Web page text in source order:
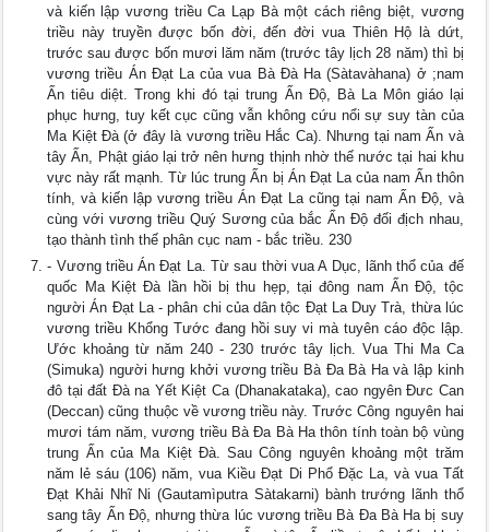
và kiến lập vương triều Ca Lạp Bà một cách riêng biệt, vương
triều này truyền được bốn đời, đến đời vua Thiên Hộ là dứt,
trước sau được bốn mươi lăm năm (trước tây lịch 28 năm) thì bị
vương triều Án Ðạt La của vua Bà Ðà Ha (Sàtavàhana) ở ;nam
Ấn tiêu diệt. Trong khi đó tại trung Ấn Ðộ, Bà La Môn giáo lại
phục hưng, tuy kết cục cũng vẫn không cứu nổi sự suy tàn của
Ma Kiệt Ðà (ở đây là vương triều Hắc Ca). Nhưng tại nam Ấn và
tây Ấn, Phật giáo lại trở nên hưng thịnh nhờ thế nước tại hai khu
vực này rất mạnh. Từ lúc trung Ấn bị Án Ðạt La của nam Ấn thôn
tính, và kiến lập vương triều Án Ðạt La cũng tại nam Ấn Ðộ, và
cùng với vương triều Quý Sương của bắc Ấn Ðộ đối địch nhau,
tạo thành tình thế phân cục nam - bắc triều. 230
- Vương triều Án Ðạt La. Từ sau thời vua A Dục, lãnh thổ của đế
quốc Ma Kiệt Ðà lần hồi bị thu hẹp, tại đông nam Ấn Ðộ, tộc
người Án Ðạt La - phân chi của dân tộc Ðạt La Duy Trà, thừa lúc
vương triều Khổng Tước đang hồi suy vi mà tuyên cáo độc lập.
Ước khoảng từ năm 240 - 230 trước tây lịch. Vua Thi Ma Ca
(Simuka) người hưng khởi vương triều Bà Ða Bà Ha và lập kinh
đô tại đất Ðà na Yết Kiệt Ca (Dhanakataka), cao ngyên Ðưc Can
(Deccan) cũng thuộc về vương triều này. Trước Công nguyên hai
mươi tám năm, vương triều Bà Ða Bà Ha thôn tính toàn bộ vùng
trung Ấn của Ma Kiệt Ðà. Sau Công nguyên khoảng một trăm
năm lẻ sáu (106) năm, vua Kiều Ðạt Di Phổ Ðặc La, và vua Tất
Ðạt Khải Nhĩ Ni (Gautamìputra Sàtakarni) bành trướng lãnh thổ
sang tây Ấn Ðộ, nhưng thừa lúc vương triều Bà Ða Bà Ha bị suy